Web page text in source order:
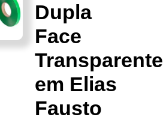
Dupla
Face
em Elias
Fausto